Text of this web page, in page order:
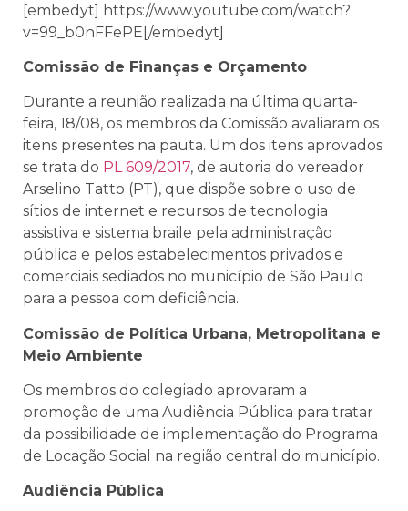
[embedyt] https://www.youtube.com/watch?
v=99_b0nFFePE[/embedyt]
Comissão de Finanças e Orçamento
Durante a reunião realizada na última quarta-
feira, 18/08, os membros da Comissão avaliaram os
itens presentes na pauta. Um dos itens aprovados
se trata do PL 609/2017, de autoria do vereador
Arselino Tatto (PT), que dispõe sobre o uso de
sítios de internet e recursos de tecnologia
assistiva e sistema braile pela administração
pública e pelos estabelecimentos privados e
comerciais sediados no município de São Paulo
para a pessoa com deficiência.
Comissão de Política Urbana, Metropolitana e
Meio Ambiente
Os membros do colegiado aprovaram a
promoção de uma Audiência Pública para tratar
da possibilidade de implementação do Programa
de Locação Social na região central do município.
Audiência Pública